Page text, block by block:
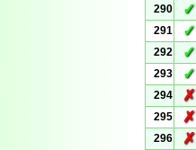
290
✓
291
✓
292
✓
293
✓
294
✗
295
✗
296
✗